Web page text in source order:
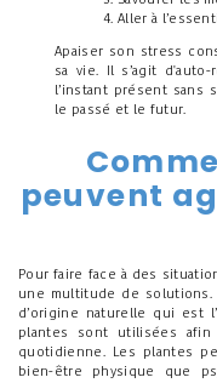
Aller à
Apaiser son stress
sa vie. Il s’agit
l’instant présent sans
le passé et le futur.
peuvent
Pour faire face à des
une multitude de
d’origine naturelle qui est
plantes sont utilisées
quotidienne. Les plantes
bien-être physique que